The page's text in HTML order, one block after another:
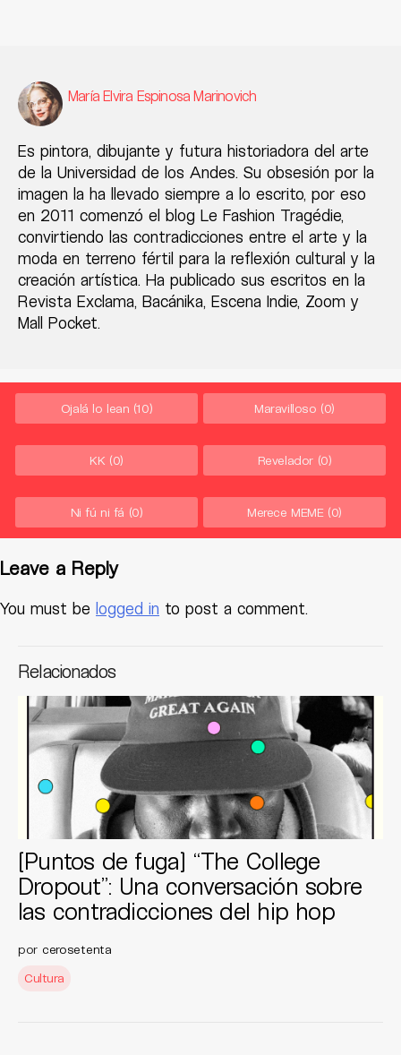
María Elvira Espinosa Marinovich
Es pintora, dibujante y futura historiadora del arte
de la Universidad de los Andes. Su obsesión por la
imagen la ha llevado siempre a lo escrito, por eso
en 2011 comenzó el blog Le Fashion Tragédie,
convirtiendo las contradicciones entre el arte y la
moda en terreno fértil para la reflexión cultural y la
creación artística. Ha publicado sus escritos en la
Revista Exclama, Bacánika, Escena Indie, Zoom y
Mall Pocket.
Ojalá lo lean (10) Maravilloso (0)
KK (0) Revelador (0)
Ni fú ni fá (0) Merece MEME (0)
Leave a Reply
You must be logged in to post a comment.
Relacionados
[Puntos de fuga] “The College
Dropout”: Una conversación sobre
las contradicciones del hip hop
por cerosetenta
Cultura